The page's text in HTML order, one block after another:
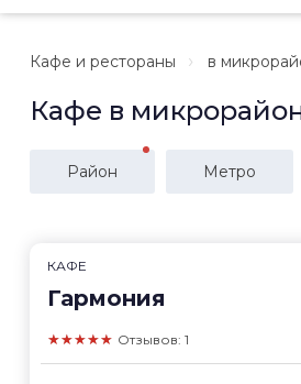
Кафе и рестораны в
Кафе в
Район Метро
КАФЕ
Гармония
★★★★★ Отзывов: 1